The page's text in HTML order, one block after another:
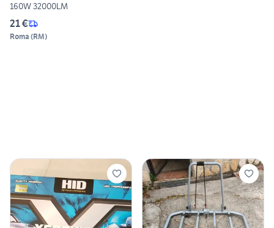
160W 32000LM
21 €
Roma (RM)